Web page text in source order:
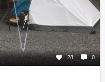
28 0